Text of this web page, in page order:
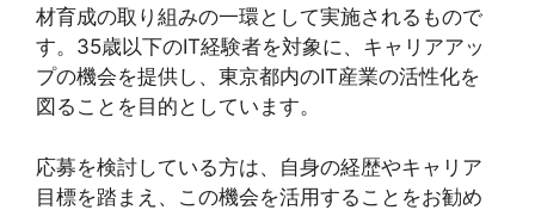
材育成の取り組みの一環として実施されるもので
す。35歳以下のIT経験者を対象に、キャリアアッ
プの機会を提供し、東京都内のIT産業の活性化を
図ることを目的としています。
応募を検討している方は、自身の経歴やキャリア
目標を踏まえ、この機会を活用することをお勧め